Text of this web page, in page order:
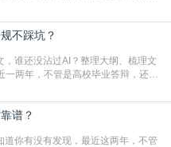
内容的审查是严谨投稿流程中不可
大家介绍“投稿SCI有查重吗”。
S
不踩坑？
谁还没沾过AI？整理大纲、梳理文
两年，不管是高校毕业答辩，还是
查重到底有啥区别？这里说透：普
例，防的是抄袭；AI查重查的是你
谱？
你有没有发现，最近这两年，不管